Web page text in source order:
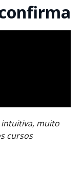
intuitiva, muito
cursos